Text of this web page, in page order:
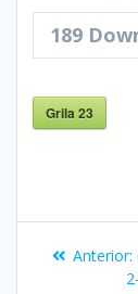
189
Grila 23
Anterior: